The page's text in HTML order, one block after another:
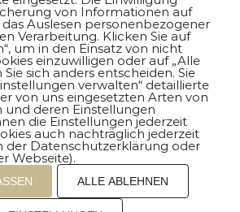
Modelle
coupé
von Informationen auf
Auslesen personenbezogener
Verarbeitung. Klicken Sie auf
um in den Einsatz von nicht
einzuwilligen oder auf „Alle
sich anders entscheiden. Sie
verwalten“ detaillierte
von uns eingesetzten Arten von
und deren Einstellungen
die Einstellungen jederzeit
auch nachträglich jederzeit
der Datenschutzerklärung oder
Webseite).
ALLE ABLEHNEN